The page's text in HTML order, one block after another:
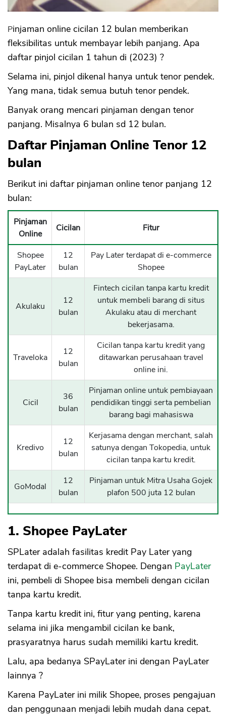
Pinjaman online cicilan 12 bulan memberikan
fleksibilitas untuk membayar lebih panjang. Apa
daftar pinjol cicilan 1 tahun di (2023) ?
Selama ini, pinjol dikenal hanya untuk tenor pendek.
Yang mana, tidak semua butuh tenor pendek.
Banyak orang mencari pinjaman dengan tenor
panjang. Misalnya 6 bulan sd 12 bulan.
Daftar Pinjaman Online Tenor 12
bulan
Berikut ini daftar pinjaman online tenor panjang 12
bulan:
Pinjaman
Online
Cicilan Fitur
Shopee
PayLater
12
bulan
Pay Later terdapat di e-commerce
Shopee
Akulaku
12
bulan
Fintech cicilan tanpa kartu kredit
untuk membeli barang di situs
Akulaku atau di merchant
bekerjasama.
Traveloka
12
bulan
Cicilan tanpa kartu kredit yang
ditawarkan perusahaan travel
online ini.
Cicil
36
bulan
Pinjaman online untuk pembiayaan
pendidikan tinggi serta pembelian
barang bagi mahasiswa
Kredivo
12
bulan
Kerjasama dengan merchant, salah
satunya dengan Tokopedia, untuk
cicilan tanpa kartu kredit.
GoModal
12
bulan
Pinjaman untuk Mitra Usaha Gojek
plafon 500 juta 12 bulan
1. Shopee PayLater
SPLater adalah fasilitas kredit Pay Later yang
terdapat di e-commerce Shopee. Dengan PayLater
ini, pembeli di Shopee bisa membeli dengan cicilan
tanpa kartu kredit.
Tanpa kartu kredit ini, fitur yang penting, karena
selama ini jika mengambil cicilan ke bank,
prasyaratnya harus sudah memiliki kartu kredit.
Lalu, apa bedanya SPayLater ini dengan PayLater
lainnya ?
Karena PayLater ini milik Shopee, proses pengajuan
dan penggunaan menjadi lebih mudah dana cepat.